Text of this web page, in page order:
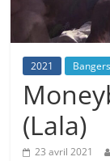
2021 Bangers
(Lala)
23 avril 2021